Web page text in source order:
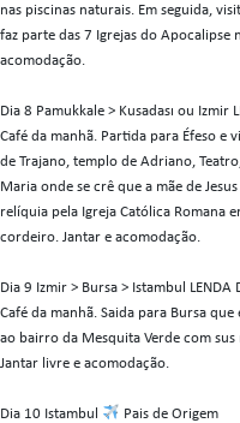
nas piscinas naturais. Em seguida,
faz parte das 7 Igrejas do Apocalipse
acomodação.
Dia 8 Pamukkale > Kusadası ou Izmir
Café da manhã. Partida para Éfeso e
de Trajano, templo de Adriano,
Maria onde se crê que a mãe de
relíquia pela Igreja Católica Romana
cordeiro. Jantar e acomodação.
Dia 9 Izmir > Bursa > Istambul LENDA
Café da manhã. Saida para Bursa
ao bairro da Mesquita Verde com
Jantar livre e acomodação.
Dia 10 Istambul
Pais de Origem